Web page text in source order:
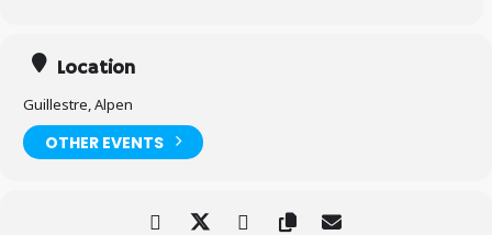
Location
Guillestre, Alpen
OTHER EVENTS